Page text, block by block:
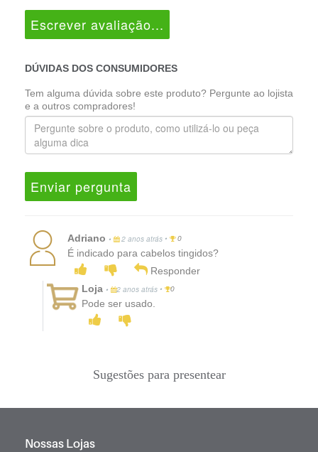
Escrever avaliação...
DÚVIDAS DOS CONSUMIDORES
Tem alguma dúvida sobre este produto? Pergunte ao lojista
e a outros compradores!
Enviar pergunta
Adriano • 2 anos atrás • 0
É indicado para cabelos tingidos?
Responder
Loja • 2 anos atrás • 0
Pode ser usado.
Sugestões para presentear
Nossas Lojas